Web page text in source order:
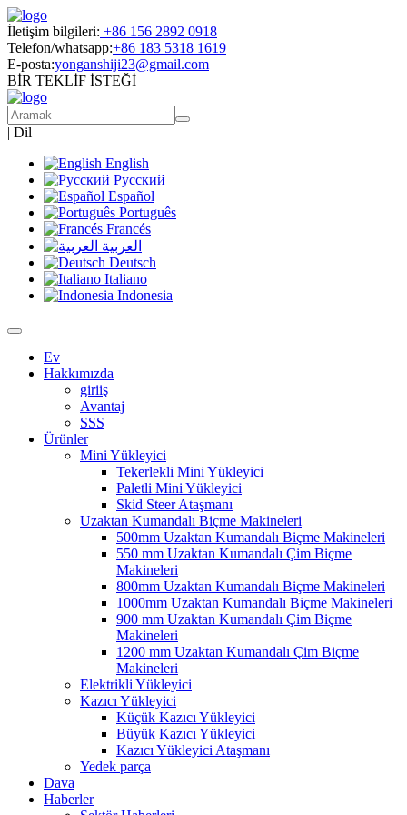
İletişim bilgileri: +86 156 2892 0918
Telefon/whatsapp:+86 183 5318 1619
E-posta:yonganshiji23@gmail.com
BİR TEKLİF İSTEĞİ
| Dil
English
Русский
Español
Português
Francés
العربية
Deutsch
Italiano
Indonesia
Ev
Hakkımızda
giriiş
Avantaj
SSS
Ürünler
Mini Yükleyici
Tekerlekli Mini Yükleyici
Paletli Mini Yükleyici
Skid Steer Ataşmanı
Uzaktan Kumandalı Biçme Makineleri
500mm Uzaktan Kumandalı Biçme Makineleri
550 mm Uzaktan Kumandalı Çim Biçme
Makineleri
800mm Uzaktan Kumandalı Biçme Makineleri
1000mm Uzaktan Kumandalı Biçme Makineleri
900 mm Uzaktan Kumandalı Çim Biçme
Makineleri
1200 mm Uzaktan Kumandalı Çim Biçme
Makineleri
Elektrikli Yükleyici
Kazıcı Yükleyici
Küçük Kazıcı Yükleyici
Büyük Kazıcı Yükleyici
Kazıcı Yükleyici Ataşmanı
Yedek parça
Dava
Haberler